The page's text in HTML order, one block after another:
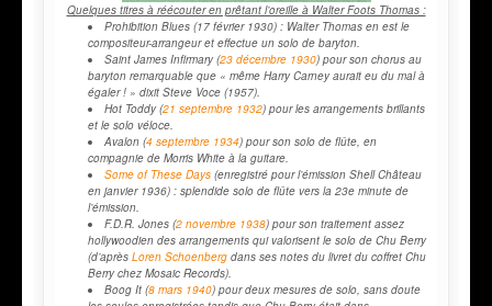
Quelques titres à réécouter en prêtant l’oreille à Walter Foots Thomas :
Prohibition Blues (17 février 1930) : Walter Thomas en est le
compositeur-arrangeur et effectue un solo de baryton.
Saint James Infirmary(23 décembre 1930) pour son chorus au
baryton remarquable que « même Harry Carney aurait eu du mal à
égaler ! » dixit Steve Voce (1957).
Hot Toddy(21 septembre 1932) pour les arrangements brillants
et le solo véloce.
Avalon (4 septembre 1934) pour son solo de flûte, en
compagnie de Morris White à la guitare.
Some of These Days (enregistré pour l’émission Shell Château
en janvier 1936) : splendide solo de flûte vers la 23e minute de
l’émission.
F.D.R. Jones (2 novembre 1938) pour son traitement assez
hollywoodien des arrangements qui valorisent le solo de Chu Berry
(d’après Loren Schoenberg dans ses notes du livret du coffret Chu
Berrychez Mosaic Records).
Boog It (8 mars 1940) pour deux mesures de solo, sans doute